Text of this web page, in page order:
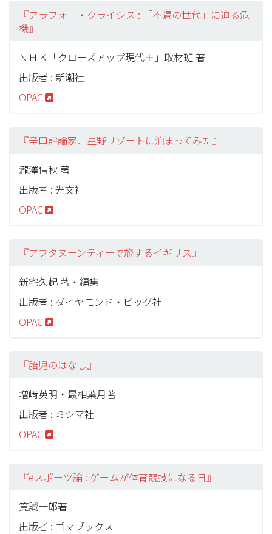
『アラフォー・クライシス : 「不遇の世代」に迫る危
機』
ＮＨＫ「クローズアップ現代＋」取材班 著
出版者 : 新潮社
OPAC
『辛口評論家、星野リゾートに泊まってみた』
瀧澤信秋 著
出版者 : 光文社
OPAC
『アフタヌーンティーで旅するイギリス』
新宅久起 著・編集
出版者 : ダイヤモンド・ビッグ社
OPAC
『胎児のはなし』
増﨑英明・最相葉月著
出版者 : ミシマ社
OPAC
『eスポーツ論 : ゲームが体育競技になる日』
筧誠一郎著
出版者 : ゴマブックス